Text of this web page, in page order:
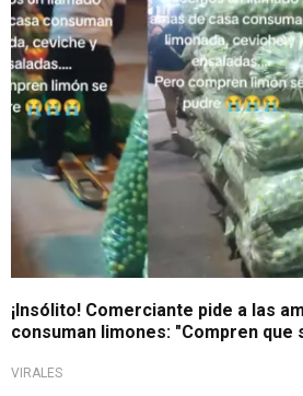
¡Insólito! Comerciante pide a las
consuman limones: "Compren que
VIRALES